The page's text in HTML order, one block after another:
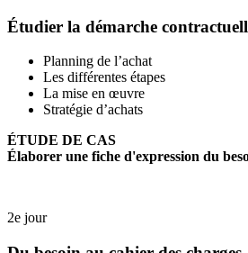
Étudier la démarche
Planning de l’achat
Les différentes étapes
La mise en œuvre
Stratégie d’achats
ÉTUDE DE CAS
Élaborer une fiche d'expression du
2e jour